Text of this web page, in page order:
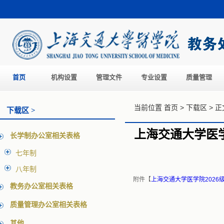
首页 机构设置 管理文件 专业设置 质量管理
下载区 >
长学制办公室相关表格
七年制
八年制
教务办公室相关表格
质量管理办公室相关表格
上海交通大学医
附件【上海交通大学医学院2026
当前位置 首页 > 下载区 > 正